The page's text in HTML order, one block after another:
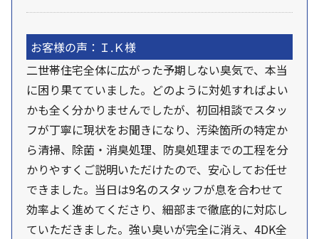
お客様の声：Ｉ.Ｋ様
二世帯住宅全体に広がった予期しない臭気で、本当
に困り果てていました。どのように対処すればよい
かも全く分かりませんでしたが、初回相談でスタッ
フが丁寧に現状をお聞きになり、汚染箇所の特定か
ら清掃、除菌・消臭処理、防臭処理までの工程を分
かりやすくご説明いただけたので、安心してお任せ
できました。当日は9名のスタッフが息を合わせて
効率よく進めてくださり、細部まで徹底的に対応し
ていただきました。強い臭いが完全に消え、4DK全